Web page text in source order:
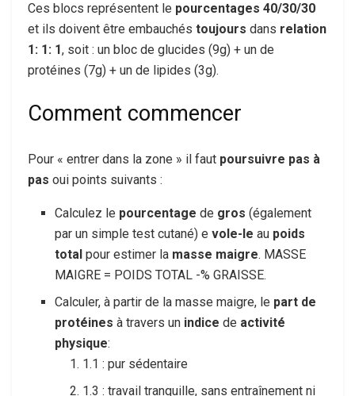
Ces blocs représentent le pourcentages 40/30/30
et ils doivent être embauchés toujours dans relation
1: 1: 1, soit : un bloc de glucides (9g) + un de
protéines (7g) + un de lipides (3g).
Comment commencer
Pour « entrer dans la zone » il faut poursuivre pas à
pas oui points suivants :
Calculez le pourcentage de gros (également
par un simple test cutané) evole-le au poids
total pour estimer la masse maigre. MASSE
MAIGRE = POIDS TOTAL -% GRAISSE.
Calculer, à partir de la masse maigre, le part de
protéines à travers un indice de activité
physique:
1.1 : pur sédentaire
1.3 : travail tranquille, sans entraînement ni